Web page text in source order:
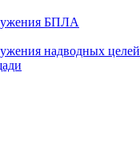
БПЛА
надводных целей